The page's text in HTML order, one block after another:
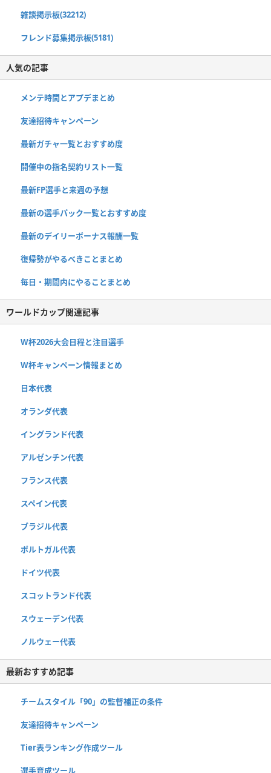
雑談掲示板(32212)
フレンド募集掲示板(5181)
人気の記事
メンテ時間とアプデまとめ
友達招待キャンペーン
最新ガチャ一覧とおすすめ度
開催中の指名契約リスト一覧
最新FP選手と来週の予想
最新の選手パック一覧とおすすめ度
最新のデイリーボーナス報酬一覧
復帰勢がやるべきことまとめ
毎日・期間内にやることまとめ
ワールドカップ関連記事
W杯2026大会日程と注目選手
W杯キャンペーン情報まとめ
日本代表
オランダ代表
イングランド代表
アルゼンチン代表
フランス代表
スペイン代表
ブラジル代表
ポルトガル代表
ドイツ代表
スコットランド代表
スウェーデン代表
ノルウェー代表
最新おすすめ記事
チームスタイル「90」の監督補正の条件
友達招待キャンペーン
Tier表ランキング作成ツール
選手育成ツール